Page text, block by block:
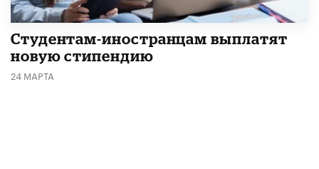
Студентам-иностранцам выплатят
новую стипендию
24 МАРТА